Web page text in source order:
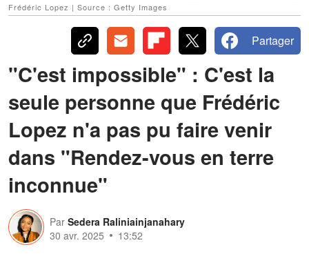
Frédéric Lopez | Source : Getty Images
Partager
"C'est impossible" : C'est la
seule personne que Frédéric
Lopez n'a pas pu faire venir
dans "Rendez-vous en terre
inconnue"
Par Sedera Raliniainjanahary
30 avr. 2025
13:52